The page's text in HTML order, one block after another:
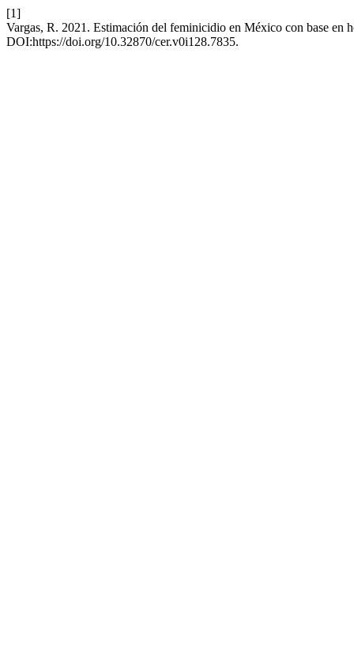
[1]
Vargas, R. 2021. Estimación del feminicidio en México con base en
DOI:https://doi.org/10.32870/cer.v0i128.7835.